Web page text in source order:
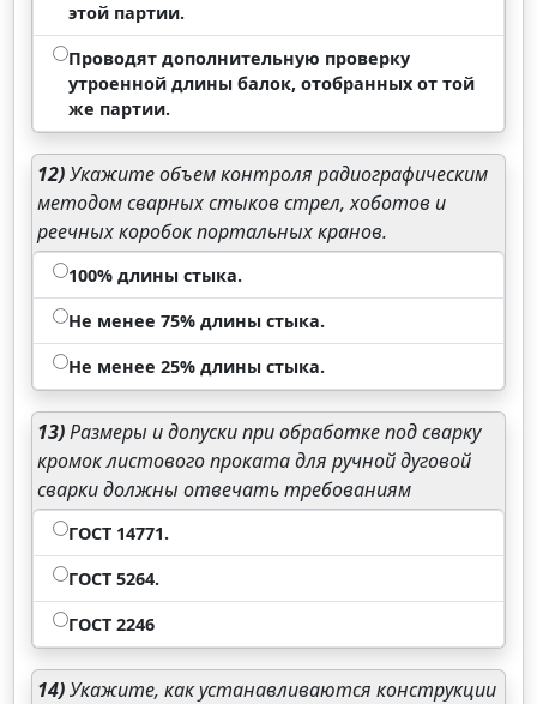
этой партии.
Проводят дополнительную проверку
утроенной длины балок, отобранных от той
же партии.
12)Укажите объем контроля радиографическим
методом сварных стыков стрел, хоботов и
реечных коробок портальных кранов.
100% длины стыка.
Не менее 75% длины стыка.
Не менее 25% длины стыка.
13)Размеры и допуски при обработке под сварку
кромок листового проката для ручной дуговой
сварки должны отвечать требованиям
ГОСТ 14771.
ГОСТ 5264.
ГОСТ 2246
14)Укажите, как устанавливаются конструкции